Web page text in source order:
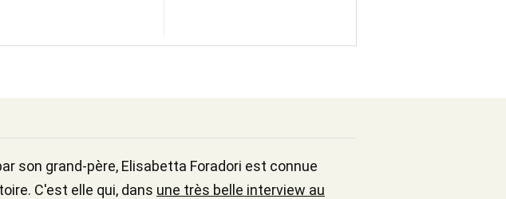
son grand-père, Elisabetta Foradori est connue
C'est elle qui, dans une très belle interview au